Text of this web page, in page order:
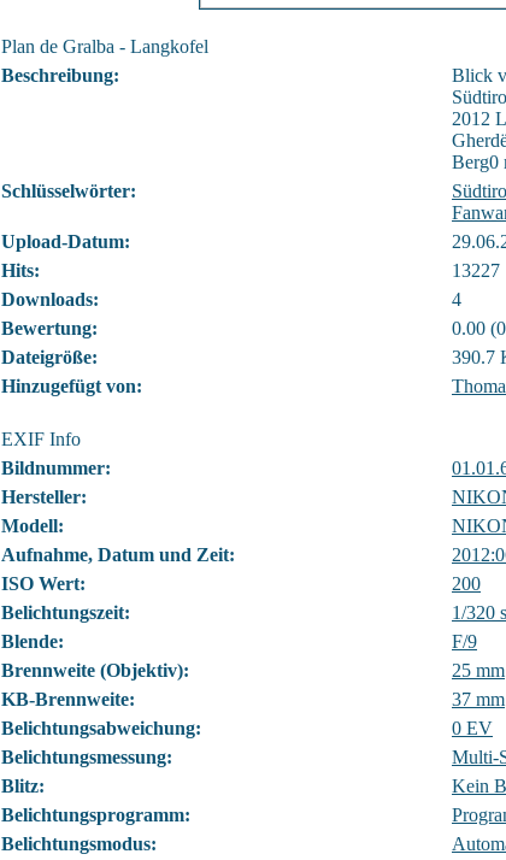
Plan de Gralba - Langkofel
Beschreibung:
Blick
2012
Berg0
Schlüsselwörter:
Upload-Datum:
Hits:
13227
Downloads:
4
Bewertung:
0.00
Dateigröße:
390.7
Hinzugefügt von:
EXIF Info
Bildnummer:
Hersteller:
Modell:
Aufnahme, Datum und Zeit:
ISO Wert:
200
Belichtungszeit:
1/320
Blende:
F/9
Brennweite (Objektiv):
25 mm
KB-Brennweite:
37 mm
Belichtungsabweichung:
0 EV
Belichtungsmessung:
Multi-
Blitz:
Kein
Belichtungsprogramm:
Belichtungsmodus: